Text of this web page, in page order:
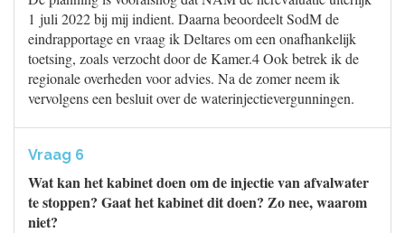
1 juli 2022 bij mij indient. Daarna beoordeelt SodM de
eindrapportage en vraag ik Deltares om een onafhankelijk
toetsing, zoals verzocht door de Kamer.4 Ook betrek ik de
regionale overheden voor advies. Na de zomer neem ik
vervolgens een besluit over de waterinjectievergunningen.
Vraag 6
Wat kan het kabinet doen om de injectie van afvalwater
te stoppen? Gaat het kabinet dit doen? Zo nee, waarom
niet?